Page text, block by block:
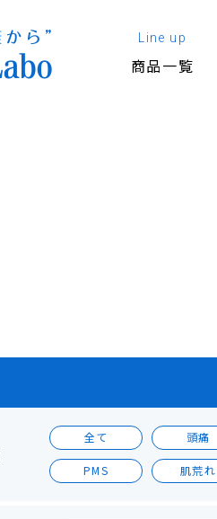
Line up
商品一覧
全て 頭痛
PMS 肌荒れ